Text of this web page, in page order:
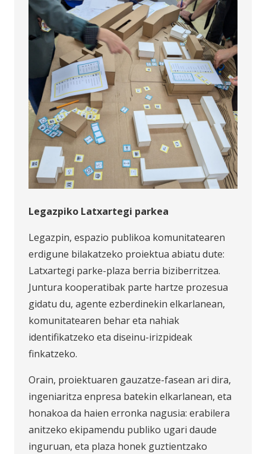
Legazpiko Latxartegi parkea
Legazpin, espazio publikoa komunitatearen
erdigune bilakatzeko proiektua abiatu dute:
Latxartegi parke-plaza berria biziberritzea.
Juntura kooperatibak parte hartze prozesua
gidatu du, agente ezberdinekin elkarlanean,
komunitatearen behar eta nahiak
identifikatzeko eta diseinu-irizpideak
finkatzeko.
Orain, proiektuaren gauzatze-fasean ari dira,
ingeniaritza enpresa batekin elkarlanean, eta
honakoa da haien erronka nagusia: erabilera
anitzeko ekipamendu publiko ugari daude
inguruan, eta plaza honek guztientzako